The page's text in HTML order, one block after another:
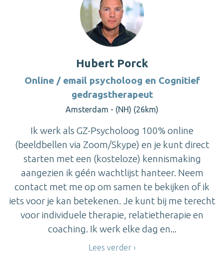
Hubert Porck
Online / email psycholoog en Cognitief
gedragstherapeut
Amsterdam - (NH) (26km)
Ik werk als GZ-Psycholoog 100% online
(beeldbellen via Zoom/Skype) en je kunt direct
starten met een (kosteloze) kennismaking
aangezien ik géén wachtlijst hanteer. Neem
contact met me op om samen te bekijken of ik
iets voor je kan betekenen. Je kunt bij me terecht
voor individuele therapie, relatietherapie en
coaching. Ik werk elke dag en...
Lees verder